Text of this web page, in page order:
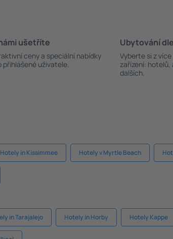
ušetříte
ceny a speciální nabídky
přihlášené uživatele.
Ubytování
Vyberte si z více
zařízení:
dalších.
Hotely in Kissimmee Hotely v Myrtle Beach
in Tarajalejo Hotely in Horby Hotely Kappe